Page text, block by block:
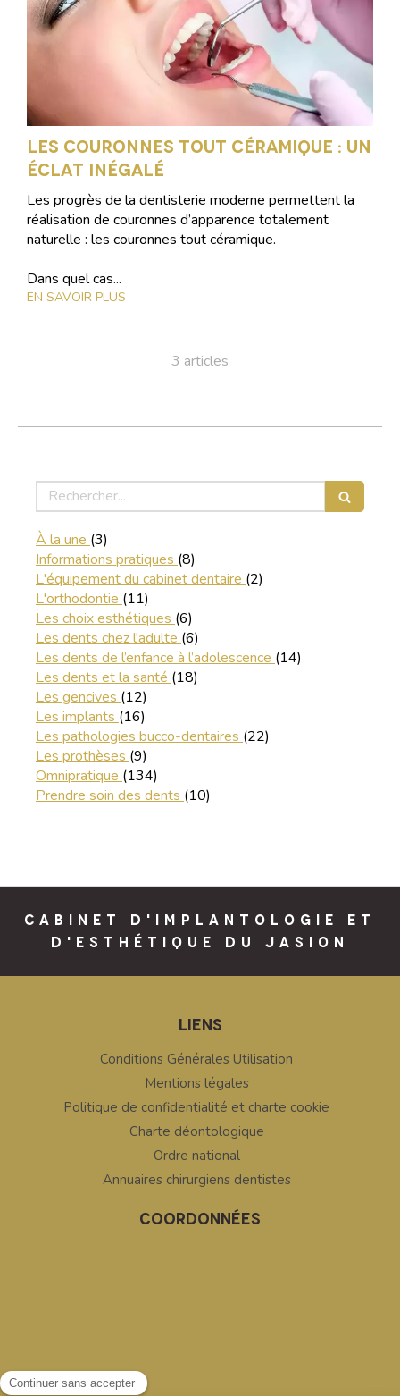
Les couronnes tout céramique : un
éclat inégalé
Les progrès de la dentisterie moderne permettent la
réalisation de couronnes d’apparence totalement
naturelle : les couronnes tout céramique.
Dans quel cas...
EN SAVOIR PLUS
3 articles
Rechercher
À la une (3)
Informations pratiques (8)
L'équipement du cabinet dentaire (2)
L'orthodontie (11)
Les choix esthétiques (6)
Les dents chez l'adulte (6)
Les dents de l’enfance à l’adolescence (14)
Les dents et la santé (18)
Les gencives (12)
Les implants (16)
Les pathologies bucco-dentaires (22)
Les prothèses (9)
Omnipratique (134)
Prendre soin des dents (10)
CABINET D'IMPLANTOLOGIE ET
D'ESTHÉTIQUE DU JASION
LIENS
Conditions Générales Utilisation
Mentions légales
Politique de confidentialité et charte cookie
Charte déontologique
Ordre national
Annuaires chirurgiens dentistes
COORDONNÉES